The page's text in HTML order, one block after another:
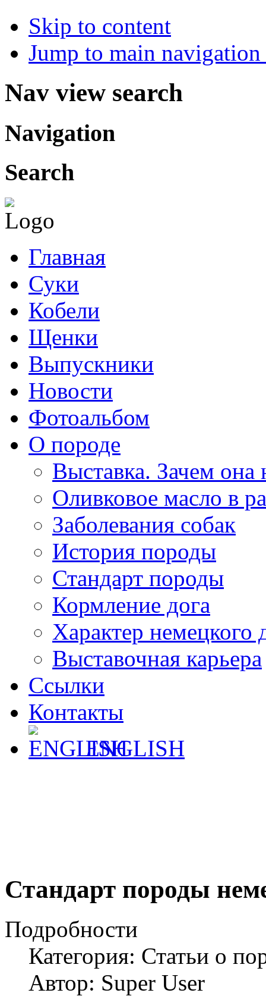
Skip to content
Jump to main
Nav view search
Navigation
Search
Главная
Суки
Кобели
Щенки
Выпускники
Новости
Фотоальбом
О породе
Выставка. Зачем она
Оливковое масло в
Заболевания собак
История породы
Стандарт породы
Кормление дога
Характер немецкого
Выставочная карьера
Ссылки
Контакты
ENGLISH
Стандарт породы
Подробности
Категория: Статьи о
Автор: Super User